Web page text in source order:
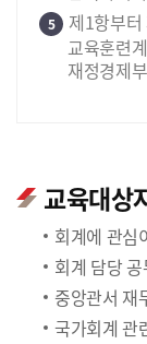
5
제1항부
교육훈련
재정경제
교육대상
회계에 관심
회계 담당 공
중앙관서 재
국가회계 관